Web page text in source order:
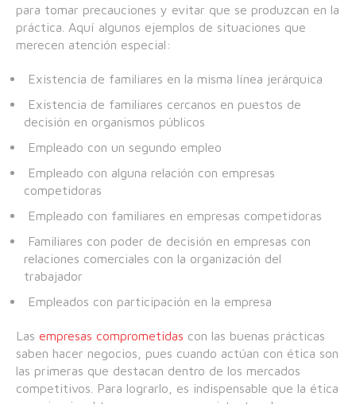
para tomar precauciones y evitar que se produzcan en la
práctica. Aquí algunos ejemplos de situaciones que
merecen atención especial:
Existencia de familiares en la misma línea jerárquica
Existencia de familiares cercanos en puestos de
decisión en organismos públicos
Empleado con un segundo empleo
Empleado con alguna relación con empresas
competidoras
Empleado con familiares en empresas competidoras
Familiares con poder de decisión en empresas con
relaciones comerciales con la organización del
trabajador
Empleados con participación en la empresa
Las empresas comprometidas con las buenas prácticas
saben hacer negocios, pues cuando actúan con ética son
las primeras que destacan dentro de los mercados
competitivos. Para lograrlo, es indispensable que la ética